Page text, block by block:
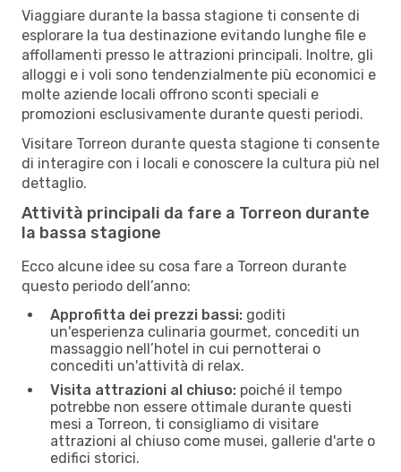
Viaggiare durante la bassa stagione ti consente di
esplorare la tua destinazione evitando lunghe file e
affollamenti presso le attrazioni principali. Inoltre, gli
alloggi e i voli sono tendenzialmente più economici e
molte aziende locali offrono sconti speciali e
promozioni esclusivamente durante questi periodi.
Visitare Torreon durante questa stagione ti consente
di interagire con i locali e conoscere la cultura più nel
dettaglio.
Attività principali da fare a Torreon durante
la bassa stagione
Ecco alcune idee su cosa fare a Torreon durante
questo periodo dell’anno:
Approfitta dei prezzi bassi: goditi
un'esperienza culinaria gourmet, concediti un
massaggio nell’hotel in cui pernotterai o
concediti un'attività di relax.
Visita attrazioni al chiuso: poiché il tempo
potrebbe non essere ottimale durante questi
mesi a Torreon, ti consigliamo di visitare
attrazioni al chiuso come musei, gallerie d'arte o
edifici storici.